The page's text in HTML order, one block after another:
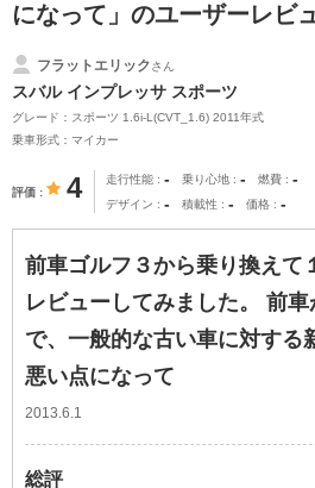
になって」のユーザーレビ
フラットエリックさん
スバル インプレッサ スポーツ
グレード：スポーツ 1.6i-L(CVT_1.6) 2011年式
乗車形式：マイカー
評価 4 走行性能 - 乗り心地 - 燃費 -
デザイン - 積載性 - 価格 -
前車ゴルフ３から乗り換えて
レビューしてみました。 前
で、一般的な古い車に対する
悪い点になって
2013.6.1
総評